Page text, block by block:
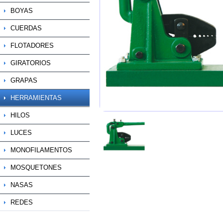
BOYAS
CUERDAS
FLOTADORES
GIRATORIOS
GRAPAS
HERRAMIENTAS
HILOS
LUCES
MONOFILAMENTOS
MOSQUETONES
NASAS
REDES